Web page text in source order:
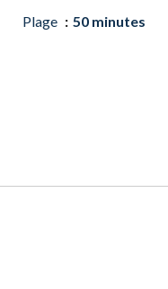
Plage 50 minutes